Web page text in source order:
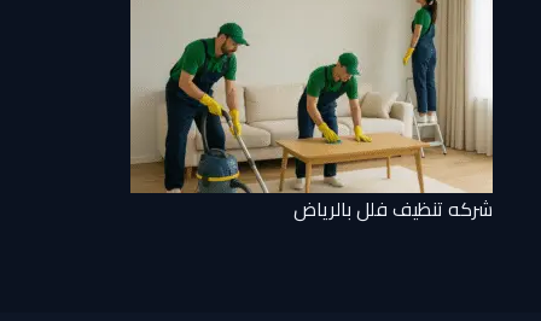
شركه تنظيف فلل بالرياض